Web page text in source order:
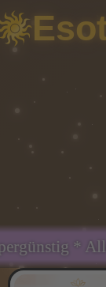
Preis *